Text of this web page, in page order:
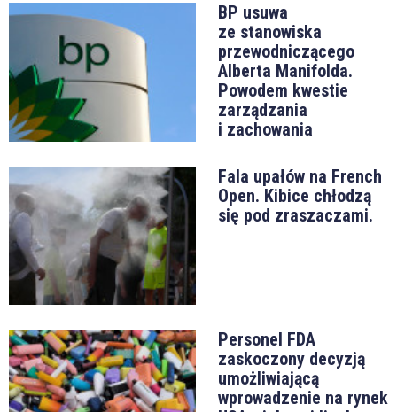
BP usuwa
ze stanowiska
przewodniczącego
Alberta Manifolda.
Powodem kwestie
zarządzania
i zachowania
Fala upałów na French
Open. Kibice chłodzą
się pod zraszaczami.
Personel FDA
zaskoczony decyzją
umożliwiającą
wprowadzenie na rynek